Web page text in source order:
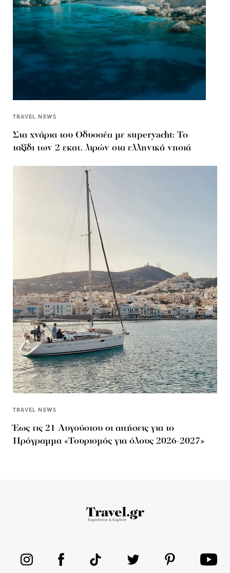
TRAVEL NEWS
Στα χνάρια του Οδυσσέα με superyacht: Το
ταξίδι των 2 εκατ. λιρών στα ελληνικά νησιά
TRAVEL NEWS
Έως τις 21 Αυγούστου οι αιτήσεις για το
Πρόγραμμα «Τουρισμός για όλους 2026-2027»